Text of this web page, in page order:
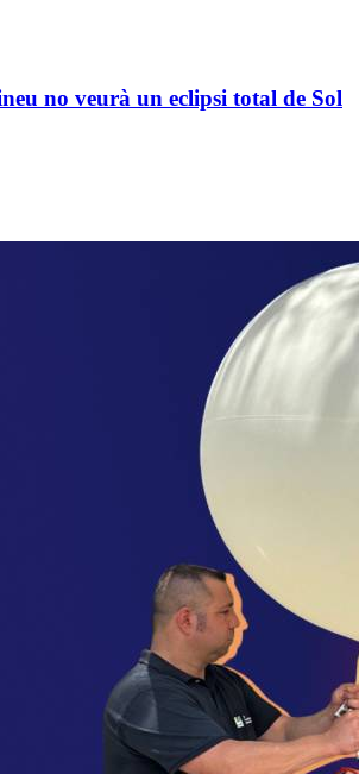
no veurà un eclipsi total de Sol